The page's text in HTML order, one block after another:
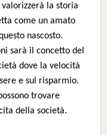
la storia
come un amato
nascosto.
sarà il concetto del
dove la velocità
e sul risparmio.
trovare
della società.